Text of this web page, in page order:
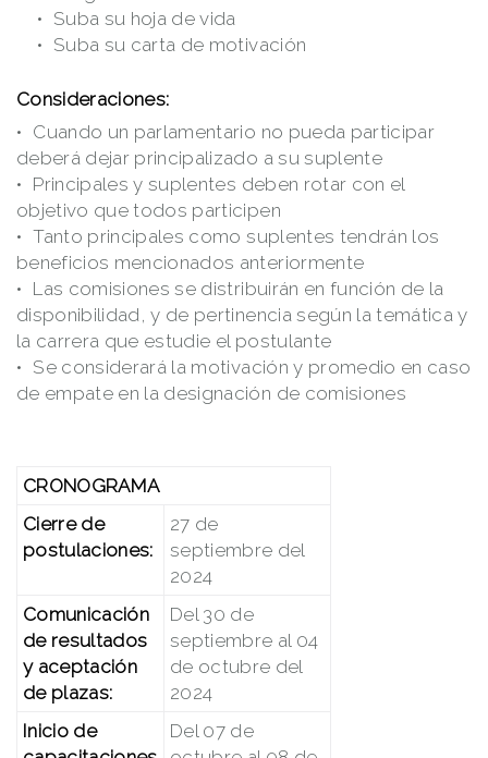
Suba su hoja de vida
Suba su carta de motivación
Consideraciones:
Cuando un parlamentario no pueda participar
deberá dejar principalizado a su suplente
Principales y suplentes deben rotar con el
objetivo que todos participen
Tanto principales como suplentes tendrán los
beneficios mencionados anteriormente
Las comisiones se distribuirán en función de la
disponibilidad, y de pertinencia según la temática y
la carrera que estudie el postulante
Se considerará la motivación y promedio en caso
de empate en la designación de comisiones
CRONOGRAMA
Cierre de
postulaciones:
27 de
septiembre del
2024
Comunicación
de resultados
y aceptación
de plazas:
Del 30 de
septiembre al 04
de octubre del
2024
Inicio de
Del 07 de